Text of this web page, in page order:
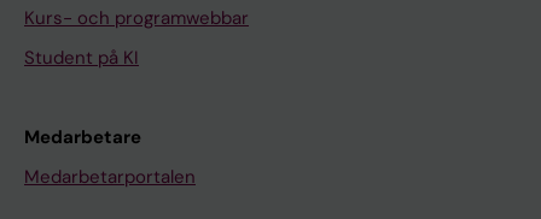
Kurs- och programwebbar
Student på KI
Medarbetare
Medarbetarportalen